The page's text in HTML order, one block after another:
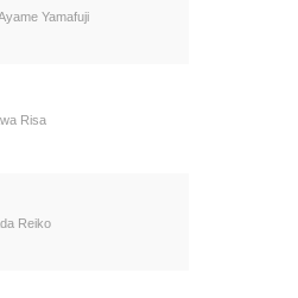
Yamafuji
Risa
Reiko